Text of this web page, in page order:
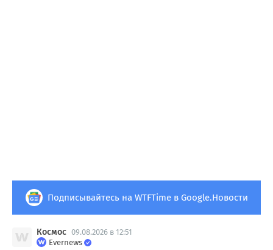
Подписывайтесь на WTFTime в Google.Новости
Космос 09.08.2026 в 12:51
Evernews